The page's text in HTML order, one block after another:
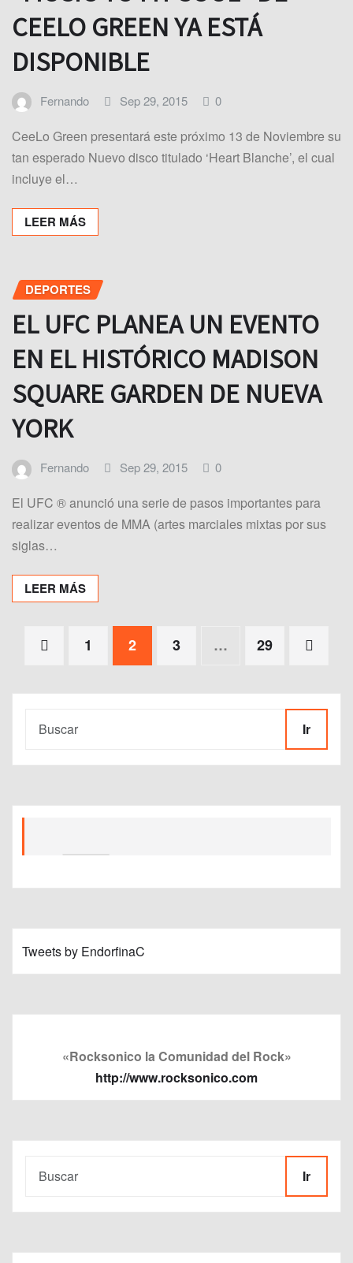
CEELO GREEN YA ESTÁ
DISPONIBLE
Fernando Sep 29, 2015 0
CeeLo Green presentará este próximo 13 de Noviembre su
tan esperado Nuevo disco titulado ‘Heart Blanche’, el cual
incluye el…
LEER MÁS
DEPORTES
EL UFC PLANEA UN EVENTO
EN EL HISTÓRICO MADISON
SQUARE GARDEN DE NUEVA
YORK
Fernando Sep 29, 2015 0
El UFC ® anunció una serie de pasos importantes para
realizar eventos de MMA (artes marciales mixtas por sus
siglas…
LEER MÁS
1 2 3 … 29
Ir
Tweets by EndorfinaC
«Rocksonico la Comunidad del Rock»
http://www.rocksonico.com
Ir